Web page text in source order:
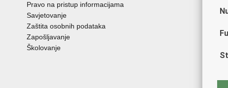
Pravo na pristup informacijama
Savjetovanje
Zaštita osobnih podataka
Zapošljavanje
Školovanje